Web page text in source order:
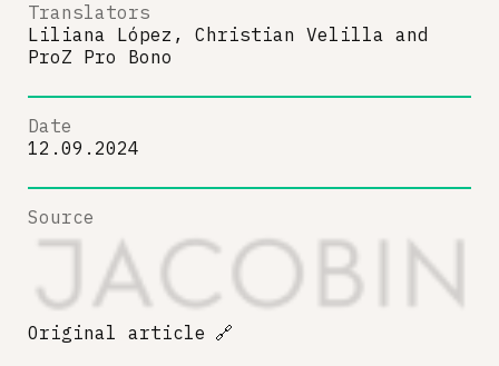
Translators
Liliana López, Christian Velilla and
ProZ Pro Bono
Date
12.09.2024
Source
Original article 🔗